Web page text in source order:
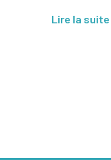
Lire la suite